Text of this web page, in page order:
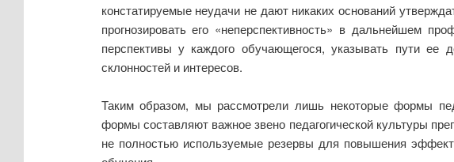
констатируемые неудачи не дают никаких оснований
прогнозировать его «неперспективность» в дальнейшем
перспективы у каждого обучающегося, указывать пути ее
склонностей и интересов.
Таким образом, мы рассмотрели лишь некоторые формы
формы составляют важное звено педагогической культуры
не полностью используемые резервы для повышения